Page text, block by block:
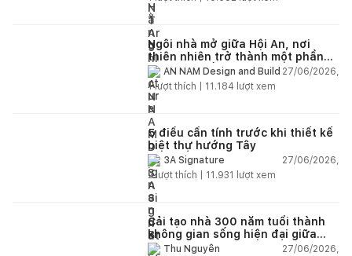
Ngôi nhà mở giữa Hội An, nơi
thiên nhiên trở thành một phần
của cuộc sống
AN NAM Design and Build 27/06/2026,
1lượt thích | 11.184 lượt xem
5 điều cần tính trước khi thiết kế
biệt thự hướng Tây
3A Signature
27/06/2026,
2lượt thích | 11.931 lượt xem
Cải tạo nhà 300 năm tuổi thành
không gian sống hiện đại giữa
thiên nhiên
Thu Nguyễn
27/06/2026,